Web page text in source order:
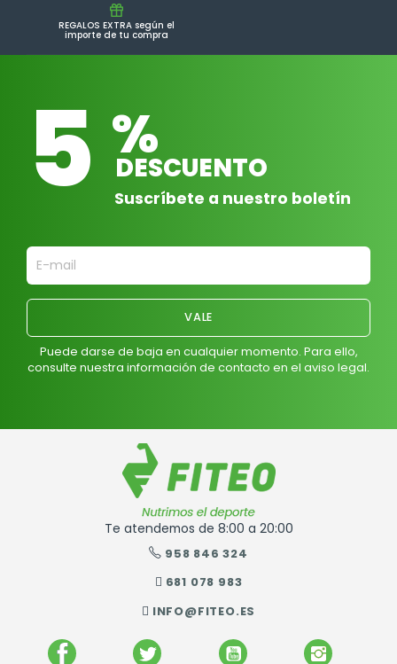
REGALOS EXTRA según el
importe de tu compra
5 %
DESCUENTO
Suscríbete a nuestro boletín
Puede darse de baja en cualquier momento. Para ello,
consulte nuestra información de contacto en el aviso legal.
Te atendemos de 8:00 a 20:00
958 846 324
681 078 983
INFO@FITEO.ES
FACEBOOK TWITTER YOUTUBE